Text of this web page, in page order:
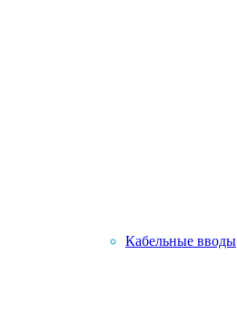
Кабельные вводы